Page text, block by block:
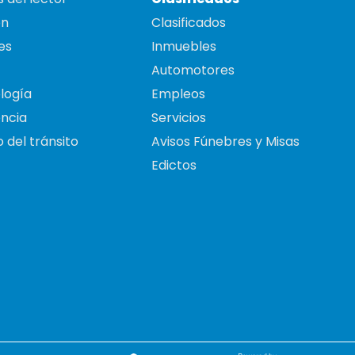
del tránsito
Clasificados
Inmuebles
Automotores
Empleos
Servicios
Avisos Fúnebres y Misas
Edictos